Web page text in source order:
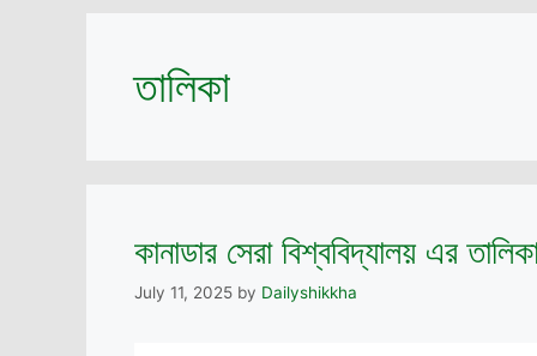
তালিকা
কানাডার সেরা বিশ্ববিদ্যালয় এর
July 11, 2025 by Dailyshikkha